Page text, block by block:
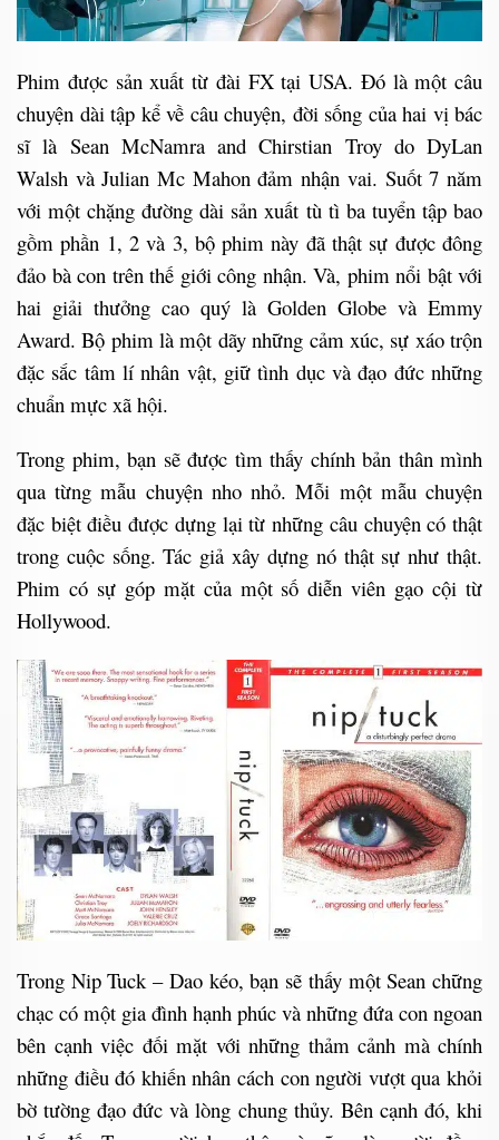
Phim được sản xuất từ đài FX tại USA. Đó là một câu
chuyện dài tập kể về câu chuyện, đời sống của hai vị bác
sĩ là Sean McNamra and Chirstian Troy do DyLan
Walsh và Julian Mc Mahon đảm nhận vai. Suốt 7 năm
với một chặng đường dài sản xuất tù tì ba tuyển tập bao
gồm phần 1, 2 và 3, bộ phim này đã thật sự được đông
đảo bà con trên thế giới công nhận. Và, phim nổi bật với
hai giải thưởng cao quý là Golden Globe và Emmy
Award.Bộ phim là một dãy những cảm xúc, sự xáo trộn
đặc sắc tâm lí nhân vật, giữ tình dục và đạo đức những
chuẩn mực xã hội.
Trong phim, bạn sẽ được tìm thấy chính bản thân mình
qua từng mẫu chuyện nho nhỏ. Mỗi một mẫu chuyện
đặc biệt điều được dựng lại từ những câu chuyện có thật
trong cuộc sống. Tác giả xây dựng nó thật sự như thật.
Phim có sự góp mặt của một số diễn viên gạo cội từ
Hollywood.
Trong Nip Tuck – Dao kéo, bạn sẽ thấy một Sean chững
chạc có một gia đình hạnh phúc và những đứa con ngoan
bên cạnh việc đối mặt với những thảm cảnh mà chính
những điều đó khiến nhân cách con người vượt qua khỏi
bờ tường đạo đức và lòng chung thủy. Bên cạnh đó, khi